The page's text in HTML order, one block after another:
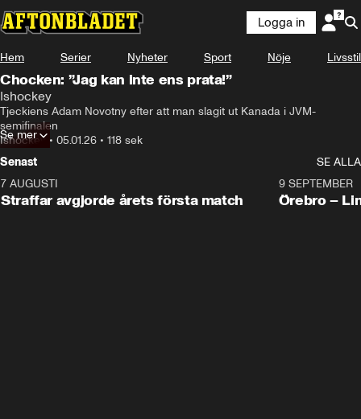
Logga in
Hem Serier Nyheter Sport Nöje Livsstil
Chocken: ”Jag kan inte ens prata!”
Ishockey
Tjeckiens Adam Novotny efter att man slagit ut Kanada i JVM-
semifinalen
Ishockey• 05.01.26 • 118 sek
Se mer
Senast
SE ALLA
7 AUGUSTI
Straffar avgjorde årets första match
Plus
9 SEPTEMBER
Örebro –